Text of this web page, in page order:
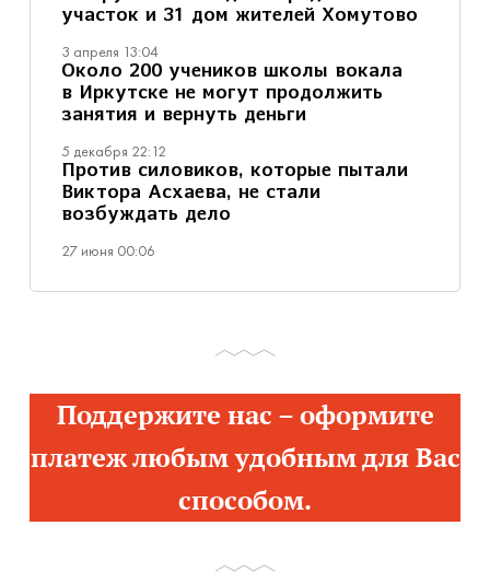
участок и 31 дом жителей Хомутово
3 апреля 13:04
Около 200 учеников школы вокала
в Иркутске не могут продолжить
занятия и вернуть деньги
5 декабря 22:12
Против силовиков, которые пытали
Виктора Асхаева, не стали
возбуждать дело
27 июня 00:06
Поддержите нас – оформите
платеж любым удобным для Вас
способом.